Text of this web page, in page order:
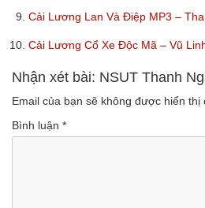
9. Cải Lương Lan Và Điệp MP3 –
10. Cải Lương Cổ Xe Độc Mã – Vũ
Nhận xét bài: NSUT Thanh
Email của bạn sẽ không được hiển thị
Bình luận *